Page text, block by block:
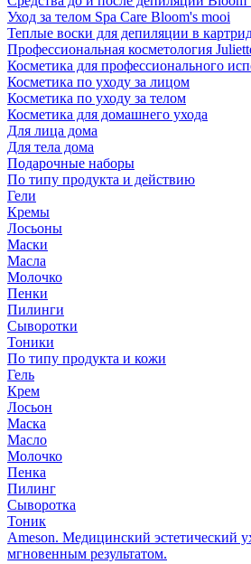
Уход за телом Spa Care Bloom's mooi
Теплые воски для депиляции в
Профессиональная косметология
Косметика для профессионального
Косметика по уходу за лицом
Косметика по уходу за телом
Косметика для домашнего ухода
Для лица дома
Для тела дома
Подарочные наборы
По типу продукта и действию
Гели
Кремы
Лосьоны
Маски
Масла
Молочко
Пенки
Пилинги
Сыворотки
Тоники
По типу продукта и кожи
Гель
Крем
Лосьон
Маска
Масло
Молочко
Пенка
Пилинг
Сыворотка
Тоник
Ameson. Медицинский эстетический
мгновенным результатом.